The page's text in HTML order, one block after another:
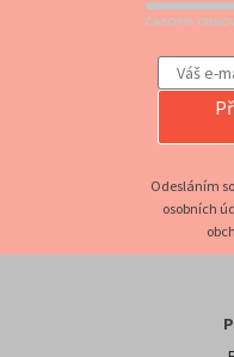
Odesláním
osobních